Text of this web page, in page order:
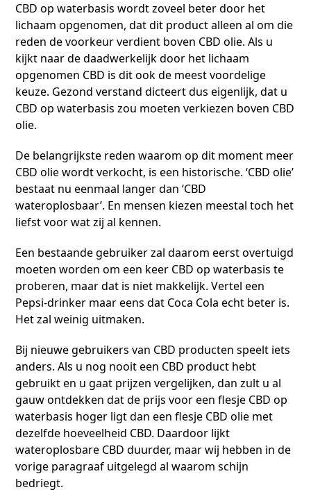
CBD op waterbasis wordt zoveel beter door het
lichaam opgenomen, dat dit product alleen al om die
reden de voorkeur verdient boven CBD olie. Als u
kijkt naar de daadwerkelijk door het lichaam
opgenomen CBD is dit ook de meest voordelige
keuze. Gezond verstand dicteert dus eigenlijk, dat u
CBD op waterbasis zou moeten verkiezen boven CBD
olie.
De belangrijkste reden waarom op dit moment meer
CBD olie wordt verkocht, is een historische. ‘CBD olie’
bestaat nu eenmaal langer dan ‘CBD
wateroplosbaar’. En mensen kiezen meestal toch het
liefst voor wat zij al kennen.
Een bestaande gebruiker zal daarom eerst overtuigd
moeten worden om een keer CBD op waterbasis te
proberen, maar dat is niet makkelijk. Vertel een
Pepsi-drinker maar eens dat Coca Cola echt beter is.
Het zal weinig uitmaken.
Bij nieuwe gebruikers van CBD producten speelt iets
anders. Als u nog nooit een CBD product hebt
gebruikt en u gaat prijzen vergelijken, dan zult u al
gauw ontdekken dat de prijs voor een flesje CBD op
waterbasis hoger ligt dan een flesje CBD olie met
dezelfde hoeveelheid CBD. Daardoor lijkt
wateroplosbare CBD duurder, maar wij hebben in de
vorige paragraaf uitgelegd al waarom schijn
bedriegt.